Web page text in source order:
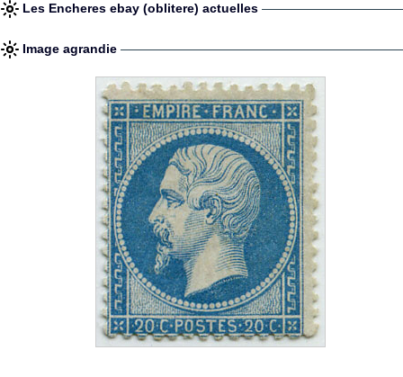
Les Encheres ebay (oblitere) actuelles
Image agrandie